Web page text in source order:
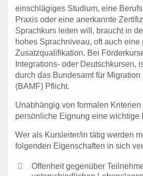
einschlägiges Studium, eine
Praxis oder eine anerkannte
Sprachkurs leiten will, braucht in
hohes Sprachniveau, oft auch
Zusatzqualifikation. Bei
Integrations- oder Deutschkursen,
durch das Bundesamt für
(BAMF) Pflicht.
Unabhängig von formalen
persönliche Eignung eine wichtige
Wer als Kursleiter/in tätig werden
folgenden Eigenschaften in sich
Offenheit gegenüber